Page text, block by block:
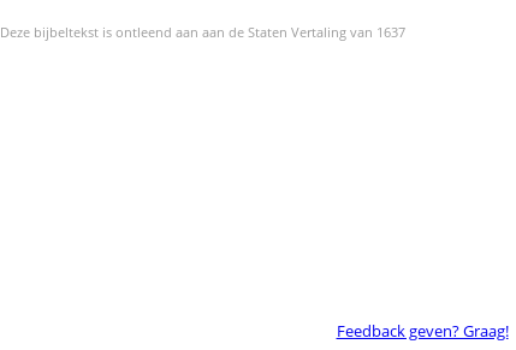
Deze bijbeltekst is ontleend aan aan de Staten Vertaling van 1637
Feedback geven? Graag!